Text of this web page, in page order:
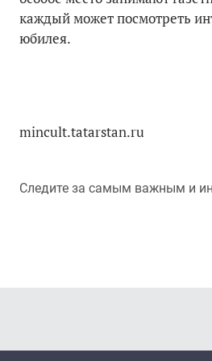
каждый может посмотреть
юбилея.
mincult.tatarstan.ru
Следите за самым важным и